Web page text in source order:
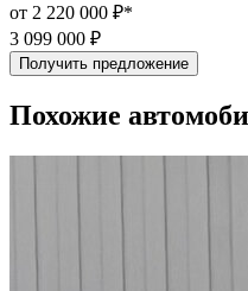
от 2 220 000 ₽*
3 099 000 ₽
Получить предложение
Похожие